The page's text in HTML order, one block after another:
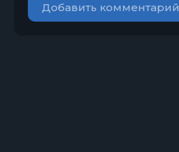
Добавить комментарий